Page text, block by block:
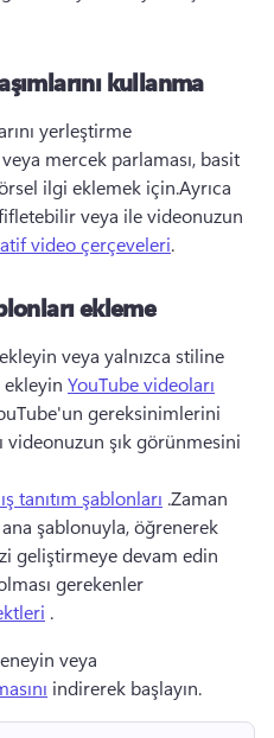
kullanma
yerleştirme
veya mercek parlaması, basit
ilgi eklemek için.Ayrıca
veya ile videonuzun
video çerçeveleri.
ekleme
veya yalnızca stiline
ekleyin YouTube videoları
gereksinimlerini
videonuzun şık görünmesini
tanıtım şablonları .Zaman
şablonuyla, öğrenerek
geliştirmeye devam edin
gerekenler
.
veya
indirerek başlayın.